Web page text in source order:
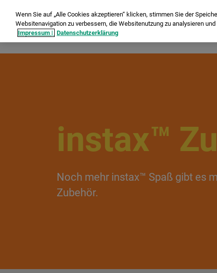
instax™
Noch mehr instax™ Spaß gibt es
Zubehör.
Wenn Sie auf „Alle Cookies akzeptieren“ klicken, stimmen Sie der
Websitenavigation zu verbessern, die Websitenutzung zu analysieren
Impressum | Datenschutzerklärung